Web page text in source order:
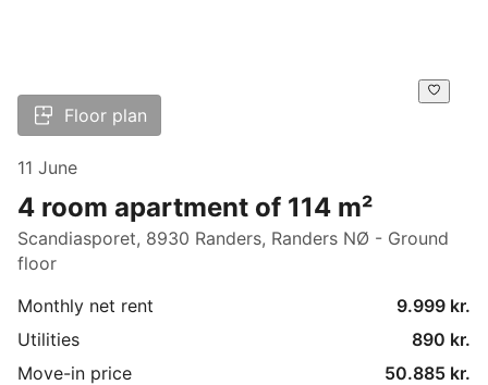
Floor plan
11 June
4 room apartment of 114 m²
Scandiasporet, 8930 Randers, Randers NØ - Ground
floor
Monthly net rent
9.999 kr.
Utilities
890 kr.
Move-in price
50.885 kr.